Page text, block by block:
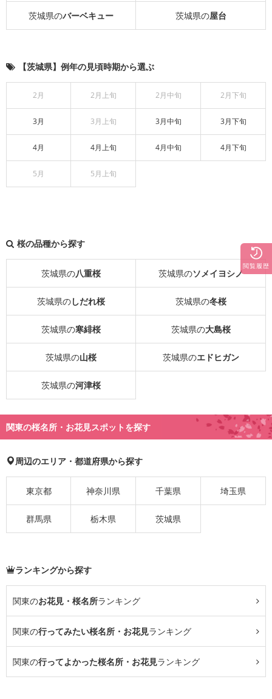
茨城県のバーベキュー 茨城県の屋台
【茨城県】例年の見頃時期から選ぶ
2月 2月上旬 2月中旬 2月下旬
3月 3月上旬 3月中旬 3月下旬
4月 4月上旬 4月中旬 4月下旬
5月 5月上旬
桜の品種から探す
茨城県の八重桜 茨城県のソメイヨシノ
茨城県のしだれ桜 茨城県の冬桜
茨城県の寒緋桜 茨城県の大島桜
茨城県の山桜 茨城県のエドヒガン
茨城県の河津桜
関東の桜名所・お花見スポットを探す
周辺のエリア・都道府県から探す
東京都 神奈川県 千葉県 埼玉県
群馬県 栃木県 茨城県
ランキングから探す
関東のお花見・桜名所ランキング
関東の行ってみたい桜名所・お花見ランキング
関東の行ってよかった桜名所・お花見ランキング
閲覧履歴